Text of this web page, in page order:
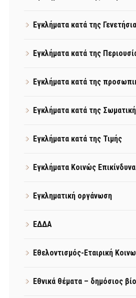
Εγκλήματα κατά της
Εγκλήματα κατά της
Εγκλήματα κατά της
Εγκλήματα κατά της
Εγκλήματα κατά της Τιμής
Εγκλήματα Κοινώς Επικίνδυνα
Εγκληματική οργάνωση
ΕΔΔΑ
Εθελοντισμός-Εταιρική
Εθνικά θέματα – δημόσιος